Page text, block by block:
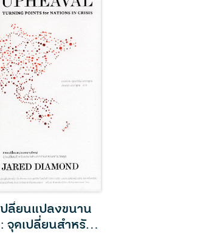
ปลี่ยนแปลงขนาน
จุดเปลี่ยนสำหรับ